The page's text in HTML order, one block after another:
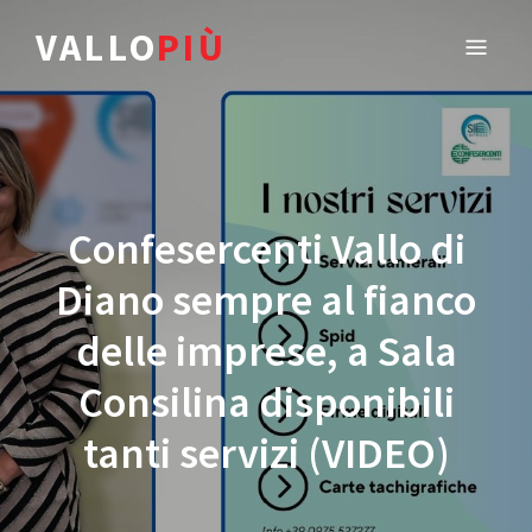
VALLOPIÙ
Confesercenti Vallo di
Diano sempre al fianco
delle imprese, a Sala
Consilina disponibili
tanti servizi (VIDEO)